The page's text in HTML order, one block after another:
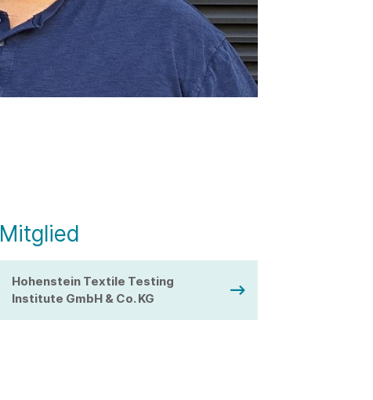
Mitglied
Hohenstein Textile Testing
Institute GmbH & Co. KG